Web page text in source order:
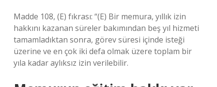
Madde 108, (E) fıkrası: “(E) Bir memura, yıllık izin
hakkını kazanan süreler bakımından beş yıl hizmeti
tamamladıktan sonra, görev süresi içinde isteği
üzerine ve en çok iki defa olmak üzere toplam bir
yıla kadar aylıksız izin verilebilir.